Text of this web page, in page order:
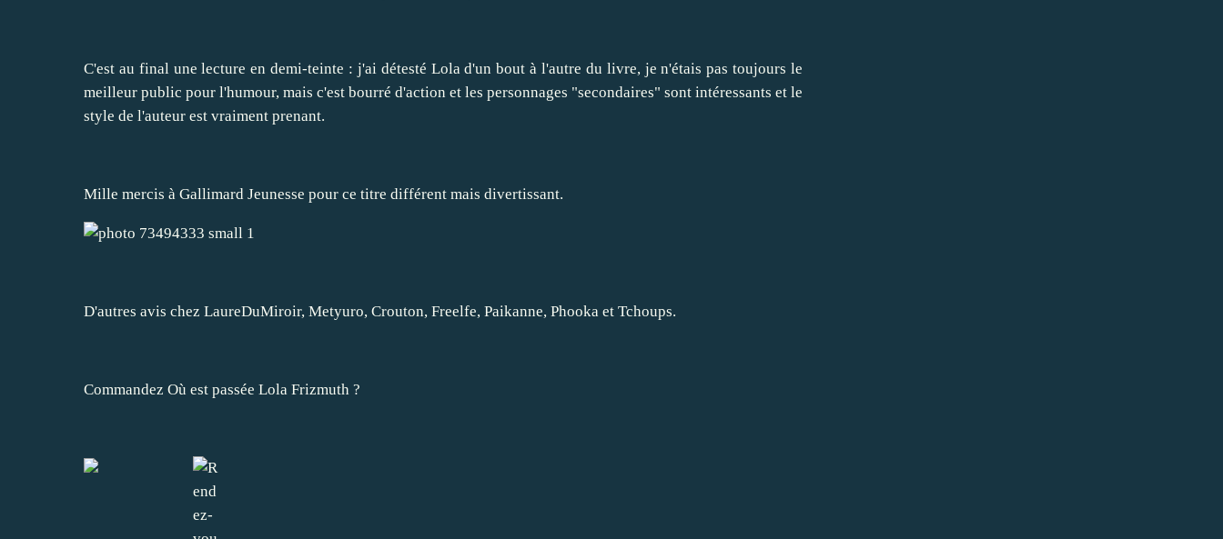
C'est au final une lecture en demi-teinte : j'ai détesté Lola d'un bout à l'autre du livre, je n'étais pas toujours le
meilleur public pour l'humour, mais c'est bourré d'action et les personnages "secondaires" sont intéressants et le
style de l'auteur est vraiment prenant.
Mille mercis à Gallimard Jeunesse pour ce titre différent mais divertissant.
D'autres avis chez LaureDuMiroir, Metyuro, Crouton, Freelfe, Paikanne, Phooka et Tchoups.
Commandez Où est passée Lola Frizmuth ?